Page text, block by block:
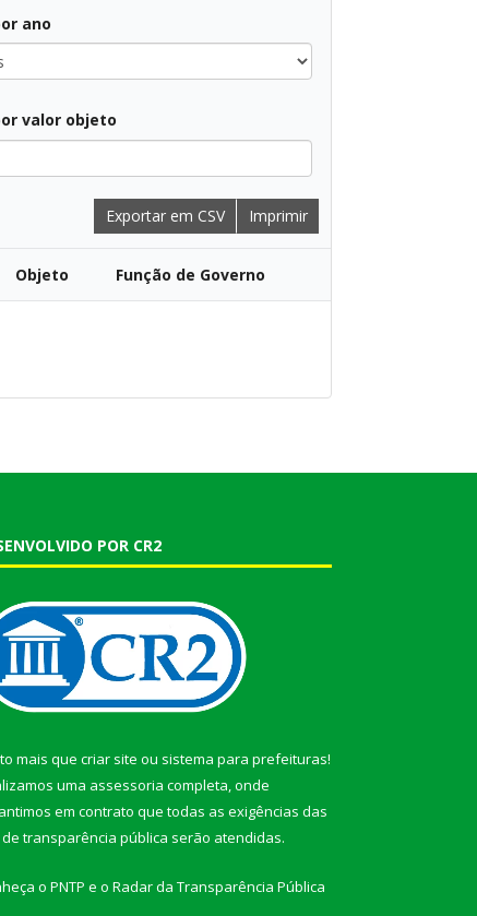
ano
valor objeto
Exportar em CSV Imprimir
Objeto Função de Governo
POR CR2
mais que criar site ou sistema para prefeituras!
uma assessoria completa, onde
em contrato que todas as exigências das
transparência pública serão atendidas.
o PNTP e o Radar da Transparência Pública